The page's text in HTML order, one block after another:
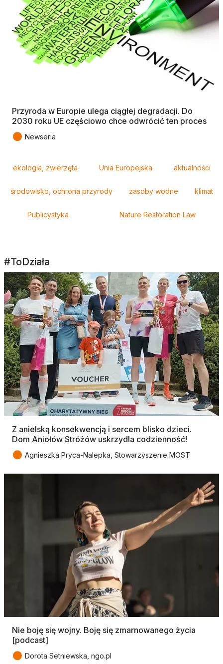
Przyroda w Europie ulega ciągłej degradacji. Do
2030 roku UE częściowo chce odwrócić ten proces
● Newseria
ekologia, zwierzęta Unia Europejska aktualności
środowisko, ochrona przyrody zasoby wodne klimat
Publicystyka Nature Restoration Law
#ToDziała
Z anielską konsekwencją i sercem blisko dzieci.
Dom Aniołów Stróżów uskrzydla codzienność!
● Agnieszka Pryca-Nalepka, Stowarzyszenie MOST
Nie boję się wojny. Boję się zmarnowanego życia
[podcast]
● Dorota Setniewska, ngo.pl